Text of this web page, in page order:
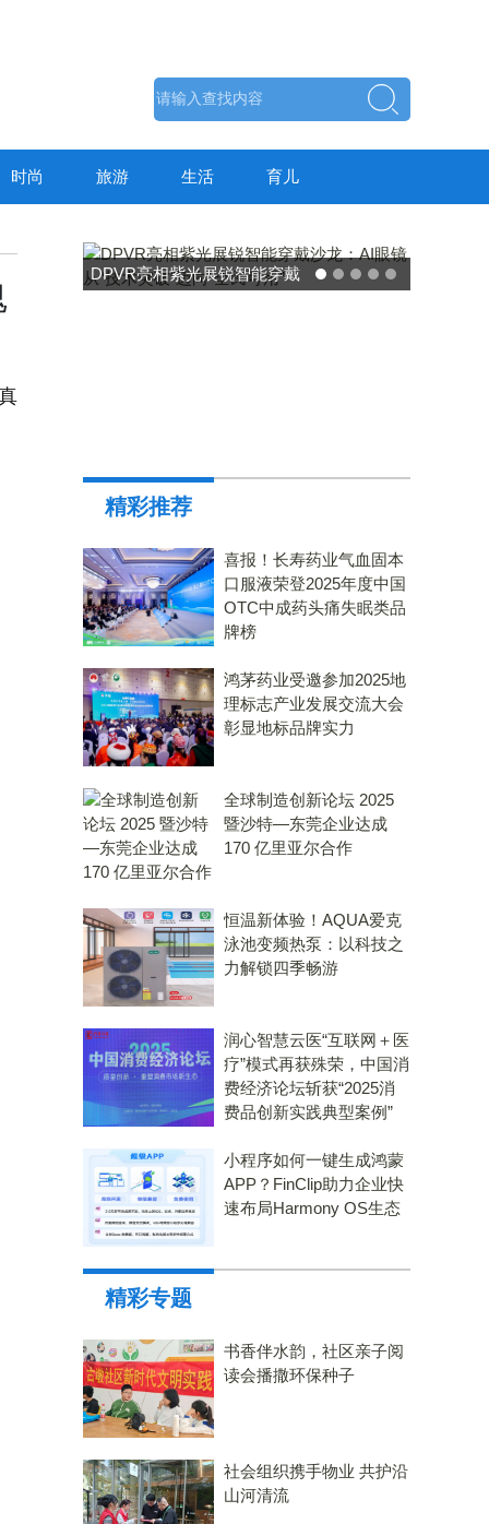
时尚 旅游 生活 育儿
东方药林"雪康保"凝胶型膳食
精彩推荐
喜报！长寿药业气血固本
口服液荣登2025年度中国
OTC中成药头痛失眠类品
牌榜
鸿茅药业受邀参加2025地
理标志产业发展交流大会
彰显地标品牌实力
全球制造创新论坛 2025
暨沙特—东莞企业达成
170 亿里亚尔合作
恒温新体验！AQUA爱克
泳池变频热泵：以科技之
力解锁四季畅游
润心智慧云医“互联网＋医
疗”模式再获殊荣，中国消
费经济论坛斩获“2025消
费品创新实践典型案例”
小程序如何一键生成鸿蒙
APP？FinClip助力企业快
速布局Harmony OS生态
精彩专题
书香伴水韵，社区亲子阅
读会播撒环保种子
社会组织携手物业 共护沿
山河清流